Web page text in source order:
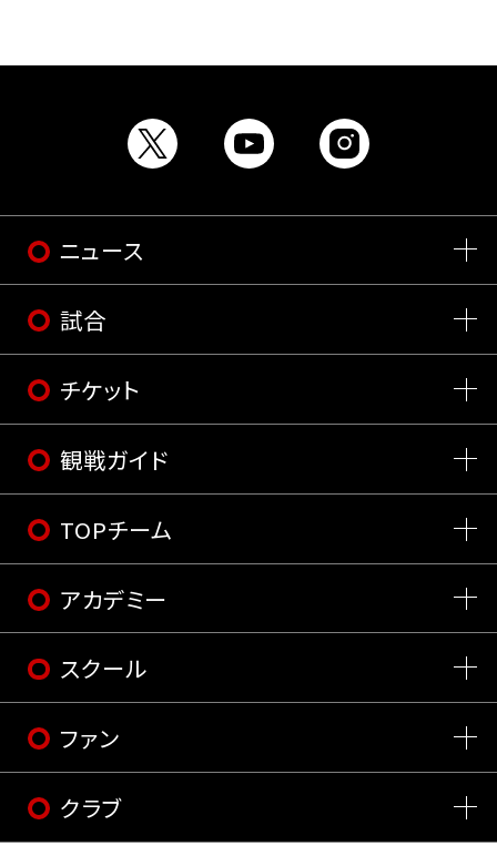
ニュース
試合
チケット
観戦ガイド
TOPチーム
アカデミー
スクール
ファン
クラブ